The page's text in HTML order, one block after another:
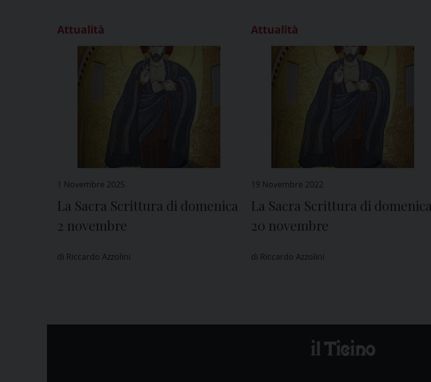
Attualità
1 Novembre 2025
La Sacra Scrittura di domenica
2 novembre
di Riccardo Azzolini
Attualità
19 Novembre 2022
La Sacra Scrittura di domenica
20 novembre
di Riccardo Azzolini